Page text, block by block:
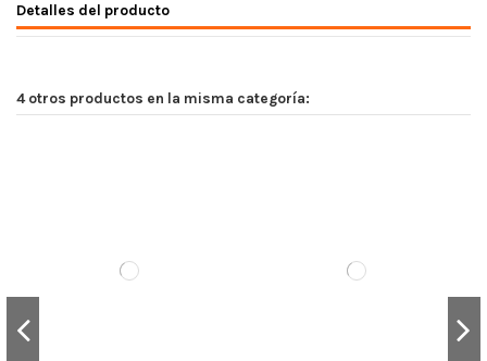
Detalles del producto
4 otros productos en la misma categoría: